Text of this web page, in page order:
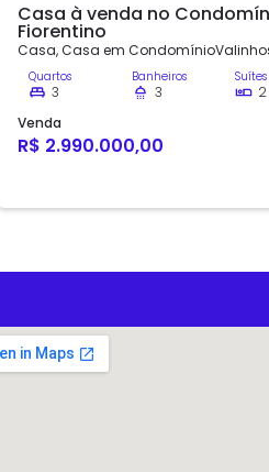
Casa à venda no
Fiorentino
Casa,Casa em Condomínio
Quartos
3
Banheiros
3
Suítes
2
Venda
R$ 2.990.000,00